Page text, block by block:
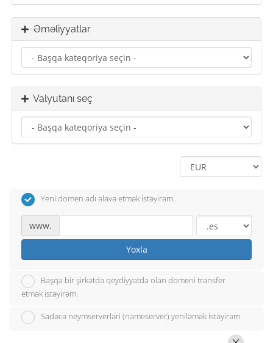
Əməliyyatlar
Valyutanı seç
Yeni domen adı əlavə etmək istəyirəm.
www.
Yoxla
Başqa bir şirkətdə qeydiyyatda olan domeni transfer
etmək istəyirəm.
Sadəcə neymserverləri (nameserver) yeniləmək istəyirəm.